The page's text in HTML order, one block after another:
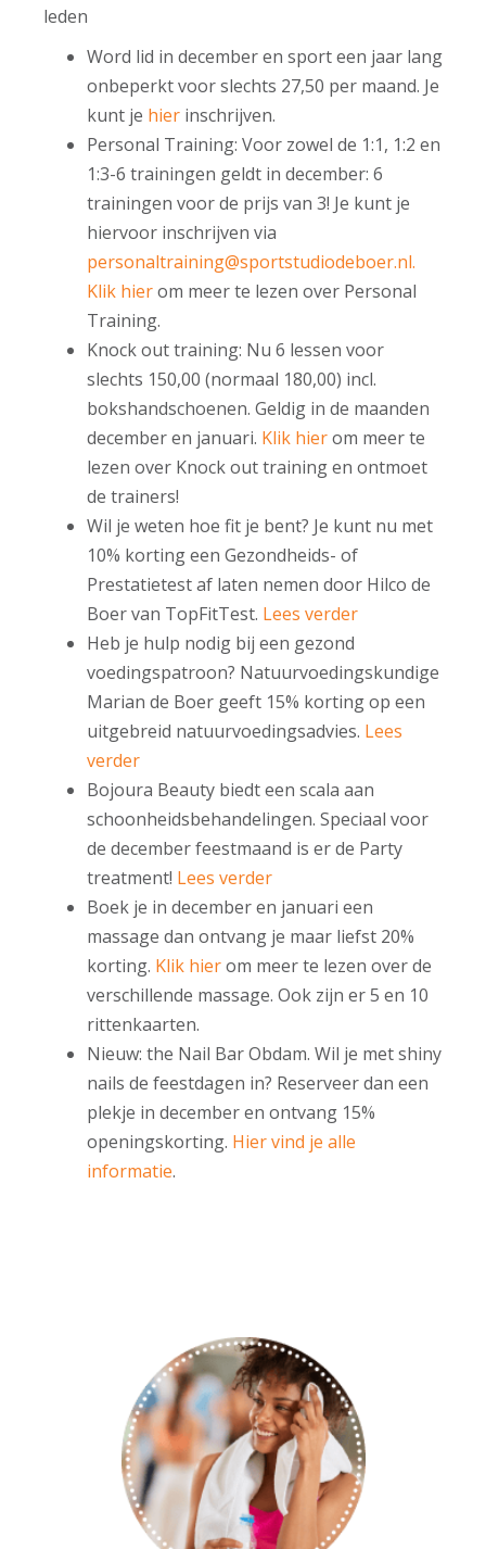
leden
Word lid in december en sport een jaar lang
onbeperkt voor slechts 27,50 per maand. Je
kunt je hier inschrijven.
Personal Training: Voor zowel de 1:1, 1:2 en
1:3-6 trainingen geldt in december: 6
trainingen voor de prijs van 3! Je kunt je
hiervoor inschrijven via
personaltraining@sportstudiodeboer.nl.
Klik hierom meer te lezen over Personal
Training.
Knock out training: Nu 6 lessen voor
slechts 150,00 (normaal 180,00) incl.
bokshandschoenen. Geldig in de maanden
december en januari. Klik hierom meer te
lezen over Knock out training en ontmoet
de trainers!
Wil je weten hoe fit je bent? Je kunt nu met
10% korting een Gezondheids- of
Prestatietest af laten nemen door Hilco de
Boer van TopFitTest. Lees verder
Heb je hulp nodig bij een gezond
voedingspatroon? Natuurvoedingskundige
Marian de Boer geeft 15% korting op een
uitgebreid natuurvoedingsadvies. Lees
verder
Bojoura Beauty biedt een scala aan
schoonheidsbehandelingen. Speciaal voor
de december feestmaand is er de Party
treatment! Lees verder
Boek je in december en januari een
massage dan ontvang je maar liefst 20%
korting. Klik hierom meer te lezen over de
verschillende massage. Ook zijn er 5 en 10
rittenkaarten.
Nieuw: the Nail Bar Obdam. Wil je met shiny
nails de feestdagen in? Reserveer dan een
plekje in december en ontvang 15%
openingskorting. Hier vind je alle
informatie.